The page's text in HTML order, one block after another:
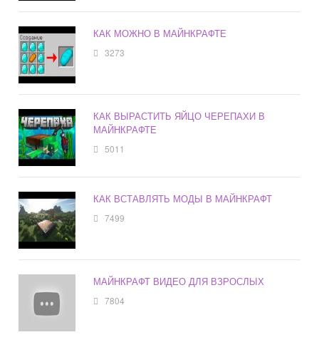
КАК МОЖНО В МАЙНКРАФТЕ
3273
КАК ВЫРАСТИТЬ ЯЙЦО ЧЕРЕПАХИ В
МАЙНКРАФТЕ
5011
КАК ВСТАВЛЯТЬ МОДЫ В МАЙНКРАФТ
7499
МАЙНКРАФТ ВИДЕО ДЛЯ ВЗРОСЛЫХ
7804